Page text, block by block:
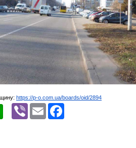
https://p-o.com.ua/boards/oid/2894
Viber Email